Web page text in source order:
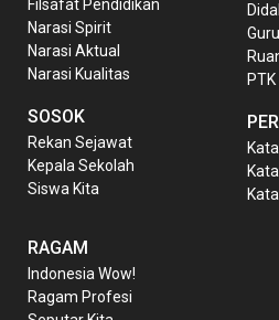
Filsafat Pendidikan
Narasi Spirit
Narasi Aktual
Narasi Kualitas
SOSOK
Rekan Sejawat
Kepala Sekolah
Siswa Kita
RAGAM
Indonesia Wow!
Ragam Profesi